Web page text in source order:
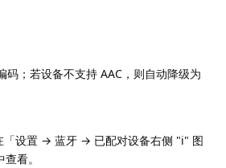
码；若设备不支持 AAC，则自动降级为
「设置 → 蓝牙 → 已配对设备右侧 "i" 图
看。